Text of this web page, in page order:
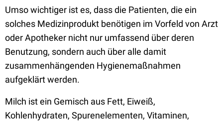
Umso wichtiger ist es, dass die Patienten, die ein
solches Medizinprodukt benötigen im Vorfeld von Arzt
oder Apotheker nicht nur umfassend über deren
Benutzung, sondern auch über alle damit
zusammenhängenden Hygienemaßnahmen
aufgeklärt werden.
Milch ist ein Gemisch aus Fett, Eiweiß,
Kohlenhydraten, Spurenelementen, Vitaminen,